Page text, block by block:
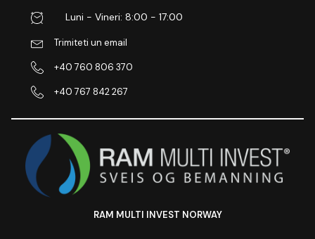
Luni - Vineri: 8:00 - 17:00
Trimiteti un email
+40 760 806 370
+40 767 842 267
RAM MULTI INVEST NORWAY